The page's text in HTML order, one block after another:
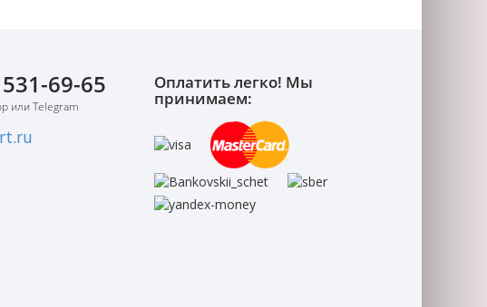
69-65
или Telegram
Оплатить легко! Мы
принимаем: